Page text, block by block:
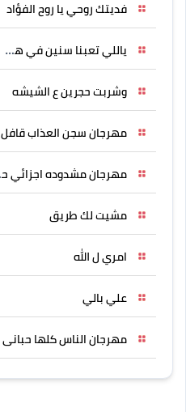
فديتك روحي يا روح الفؤاد
ياللي تعبنا سنين في هواه
وشربت حجرين ع الشيشه
مهرجان سجن العذاب قافل
مهرجان مشدوده اجزائي حربونى
مشيت لك طريق
امري ل الله
علي بالي
مهرجان الناس كلها حبانى